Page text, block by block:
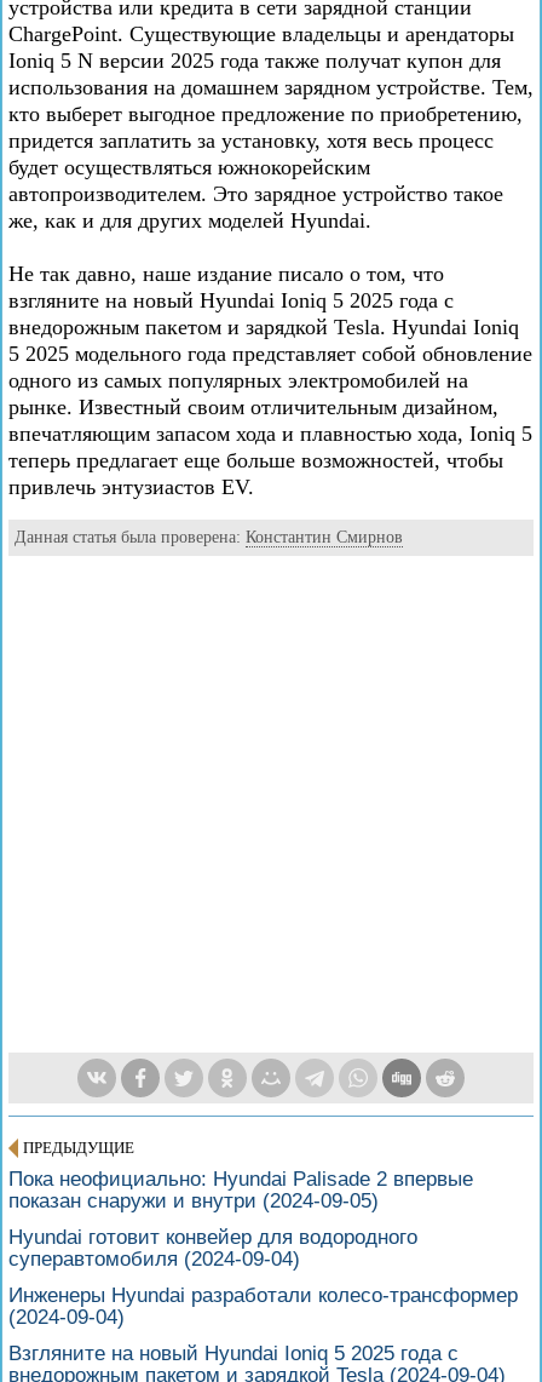
устройства или кредита в сети зарядной станции
ChargePoint. Существующие владельцы и арендаторы
Ioniq 5 N версии 2025 года также получат купон для
использования на домашнем зарядном устройстве. Тем,
кто выберет выгодное предложение по приобретению,
придется заплатить за установку, хотя весь процесс
будет осуществляться южнокорейским
автопроизводителем. Это зарядное устройство такое
же, как и для других моделей Hyundai.
Не так давно, наше издание писало о том, что
взгляните на новый Hyundai Ioniq 5 2025 года с
внедорожным пакетом и зарядкой Tesla. Hyundai Ioniq
5 2025 модельного года представляет собой обновление
одного из самых популярных электромобилей на
рынке. Известный своим отличительным дизайном,
впечатляющим запасом хода и плавностью хода, Ioniq 5
теперь предлагает еще больше возможностей, чтобы
привлечь энтузиастов EV.
Данная статья была проверена: Константин Смирнов
ПРЕДЫДУЩИЕ
Пока неофициально: Hyundai Palisade 2 впервые
показан снаружи и внутри (2024-09-05)
Hyundai готовит конвейер для водородного
суперавтомобиля (2024-09-04)
Инженеры Hyundai разработали колесо-трансформер
(2024-09-04)
Взгляните на новый Hyundai Ioniq 5 2025 года с
внедорожным пакетом и зарядкой Tesla (2024-09-04)